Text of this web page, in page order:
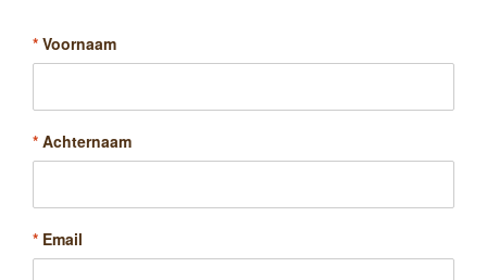
* Voornaam
* Achternaam
* Email